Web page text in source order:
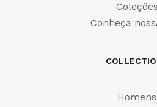
Coleções
Conheça
Homens